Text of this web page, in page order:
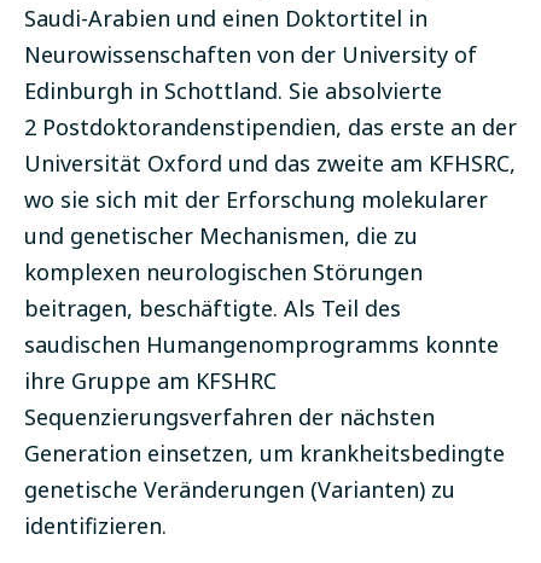
Saudi-Arabien und einen Doktortitel in
Neurowissenschaften von der University of
Edinburgh in Schottland. Sie absolvierte
2 Postdoktorandenstipendien, das erste an der
Universität Oxford und das zweite am KFHSRC,
wo sie sich mit der Erforschung molekularer
und genetischer Mechanismen, die zu
komplexen neurologischen Störungen
beitragen, beschäftigte. Als Teil des
saudischen Humangenomprogramms konnte
ihre Gruppe am KFSHRC
Sequenzierungsverfahren der nächsten
Generation einsetzen, um krankheitsbedingte
genetische Veränderungen (Varianten) zu
identifizieren.